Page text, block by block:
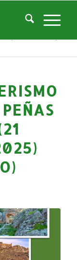
Deportes